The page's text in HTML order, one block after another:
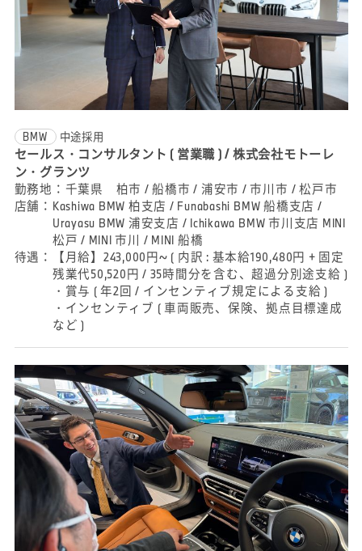
BMW 中途採用
セールス・コンサルタント ( 営業職 ) / 株式会社モトーレ
ン・グランツ
勤務地： 千葉県 柏市 / 船橋市 / 浦安市 / 市川市 / 松戸市
店舗： Kashiwa BMW 柏支店 / Funabashi BMW 船橋支店 /
Urayasu BMW 浦安支店 / Ichikawa BMW 市川支店 MINI
松戸 / MINI 市川 / MINI 船橋
待遇：
【月給】243,000円~ ( 内訳 : 基本給190,480円 + 固定
残業代50,520円 / 35時間分を含む、超過分別途支給 )
・賞与 ( 年2回 / インセンティブ規定による支給 )
・インセンティブ ( 車両販売、保険、拠点目標達成
など )